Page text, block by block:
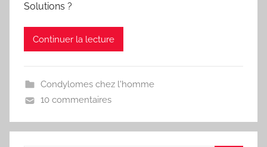
Solutions ?
Continuer la lecture
Condylomes chez l'homme
10 commentaires